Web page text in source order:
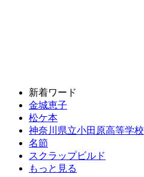
新着ワード
金城恵子
松ケ本
神奈川県立小田原高等学校
名節
スクラップビルド
もっと見る